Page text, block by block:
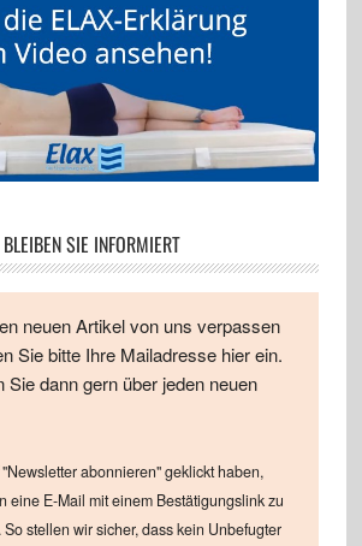
BLEIBEN SIE INFORMIERT
neuen Artikel von uns verpassen
Sie bitte Ihre Mailadresse hier ein.
Sie dann gern über jeden neuen
abonnieren" geklickt haben,
eine E-Mail mit einem Bestätigungslink zu
stellen wir sicher, dass kein Unbefugter